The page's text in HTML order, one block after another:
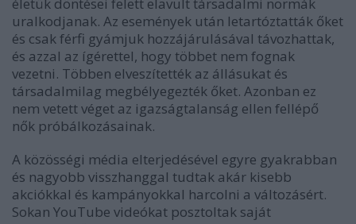
életük döntései felett elavult társadalmi normák
uralkodjanak. Az események után letartóztatták őket
és csak férfi gyámjuk hozzájárulásával távozhattak,
és azzal az ígérettel, hogy többet nem fognak
vezetni. Többen elveszítették az állásukat és
társadalmilag megbélyegezték őket. Azonban ez
nem vetett véget az igazságtalanság ellen fellépő
nők próbálkozásainak.
A közösségi média elterjedésével egyre gyakrabban
és nagyobb visszhanggal tudtak akár kisebb
akciókkal és kampányokkal harcolni a változásért.
Sokan YouTube videókat posztoltak saját